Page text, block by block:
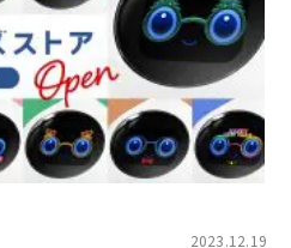
2023.12.19